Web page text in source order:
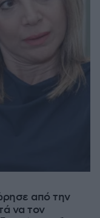
από την
να τον